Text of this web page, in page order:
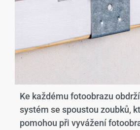
Ke každému fotoobrazu
systém se spoustou zoubků,
pomohou při vyvážení